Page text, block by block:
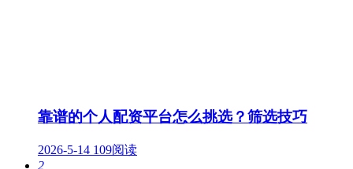
靠谱的个人配资平台怎么挑选？筛选技巧
2026-5-14 109阅读
2